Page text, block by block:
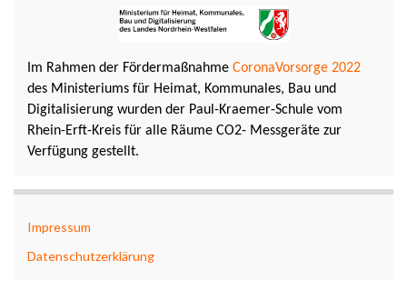
Im Rahmen der Fördermaßnahme CoronaVorsorge 2022
des Ministeriums für Heimat, Kommunales, Bau und
Digitalisierung wurden der Paul-Kraemer-Schule vom
Rhein-Erft-Kreis für alle Räume CO2- Messgeräte zur
Verfügung gestellt.
Impressum
Datenschutzerklärung